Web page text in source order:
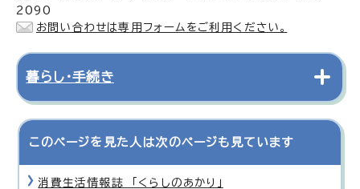
2090
お問い合わせは専用フォームをご利用ください。
暮らし・手続き
このページを見た人は次のページも見ています
消費生活情報誌 「くらしのあかり」